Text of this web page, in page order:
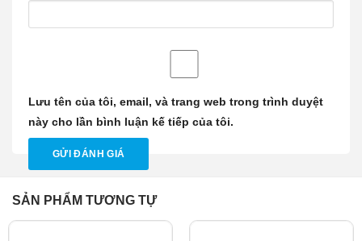
Lưu tên của tôi, email, và trang web trong trình duyệt
này cho lần bình luận kế tiếp của tôi.
SẢN PHẨM TƯƠNG TỰ